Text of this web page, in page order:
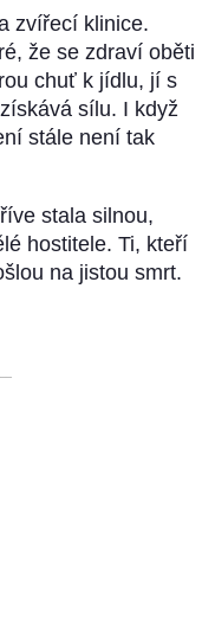
zvířecí klinice.
že se zdraví oběti
chuť k jídlu, jí s
sílu. I když
stále není tak
stala silnou,
hostitele. Ti, kteří
na jistou smrt.